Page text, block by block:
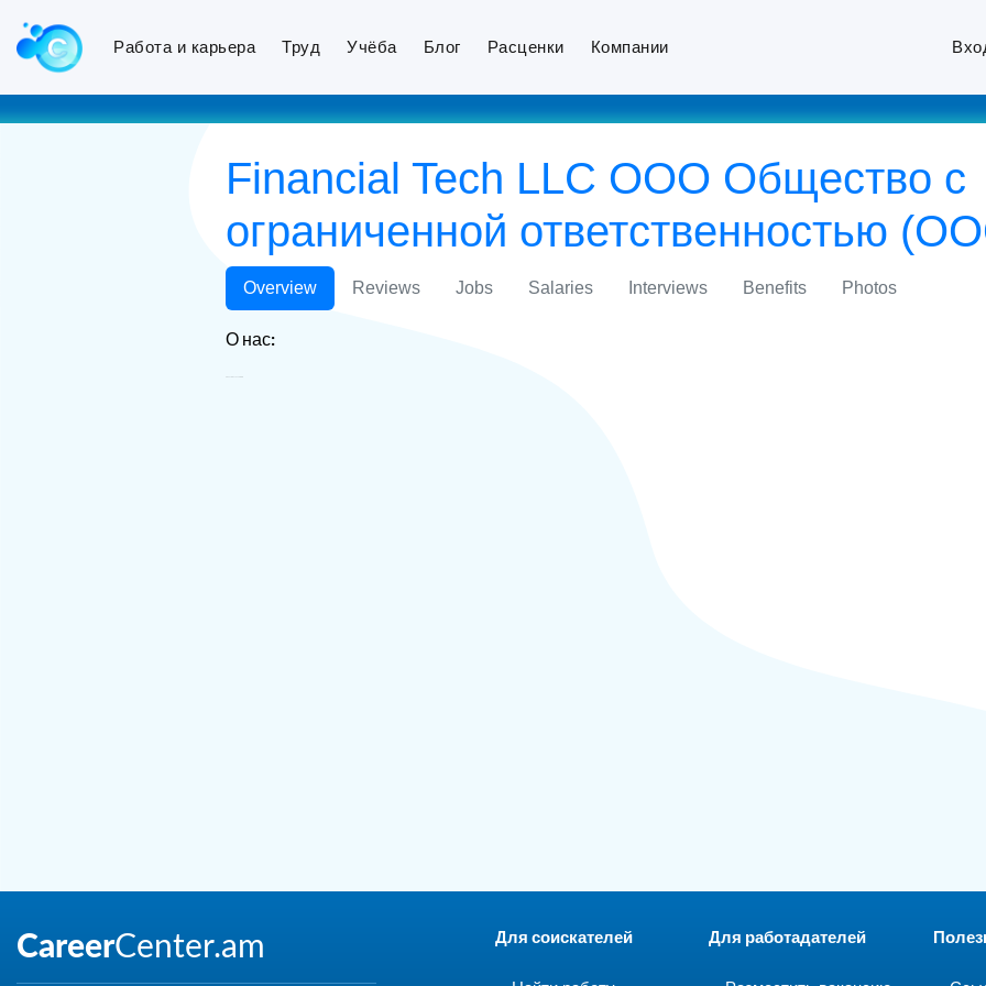
Работа и карьера Труд Учёба Блог Расценки Компании
Financial Tech LLC ООО Общество с
ограниченной ответственностью
Overview Reviews Jobs Salaries Interviews Benefits Photos
О нас:
Для соискателей Для работадателей